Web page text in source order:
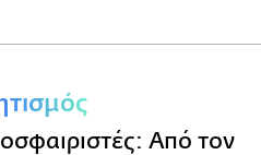
Από τον